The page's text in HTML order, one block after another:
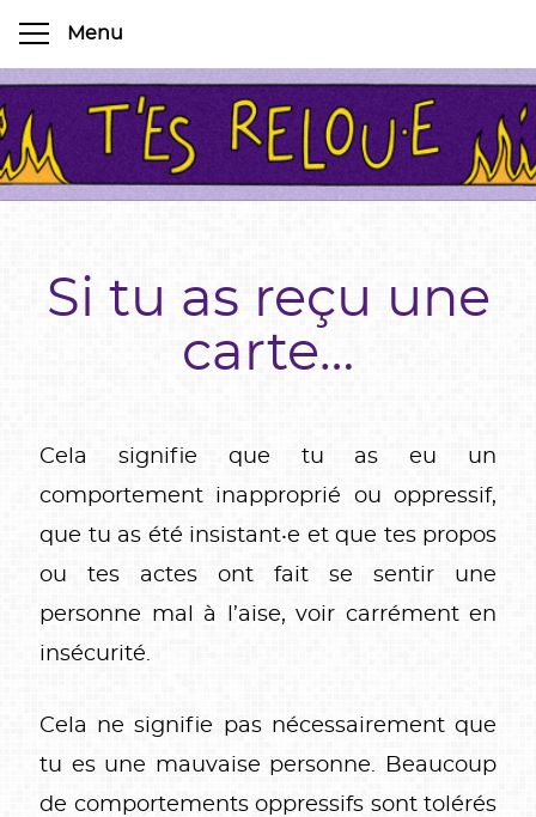
Si tu as reçu une
carte…
Cela signifie que tu as eu un
comportement inapproprié ou oppressif,
que tu as été insistant‧e et que tes propos
ou tes actes ont fait se sentir une
personne mal à l’aise, voir carrément en
insécurité.
Cela ne signifie pas nécessairement que
tu es une mauvaise personne. Beaucoup
de comportements oppressifs sont tolérés